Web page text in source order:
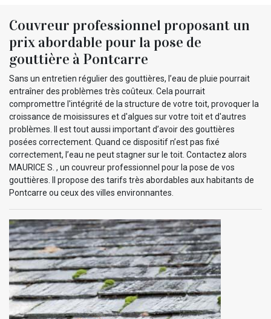
Couvreur professionnel proposant un
prix abordable pour la pose de
gouttière à Pontcarre
Sans un entretien régulier des gouttières, l’eau de pluie pourrait
entraîner des problèmes très coûteux. Cela pourrait
compromettre l'intégrité de la structure de votre toit, provoquer la
croissance de moisissures et d'algues sur votre toit et d'autres
problèmes. Il est tout aussi important d’avoir des gouttières
posées correctement. Quand ce dispositif n’est pas fixé
correctement, l’eau ne peut stagner sur le toit. Contactez alors
MAURICE S. , un couvreur professionnel pour la pose de vos
gouttières. Il propose des tarifs très abordables aux habitants de
Pontcarre ou ceux des villes environnantes.